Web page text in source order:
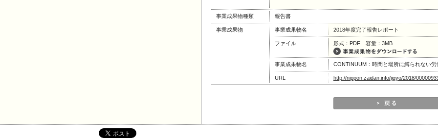
事業成果物種類 報告書
事業成果物 事業成果物名 2018年度完了報告レポート
ファイル 形式：PDF 容量：3MB
事業成果物名 CONTINUUM：時間と場所に縛られない労
URL http://nippon.zaidan.info/jigyo/2018/